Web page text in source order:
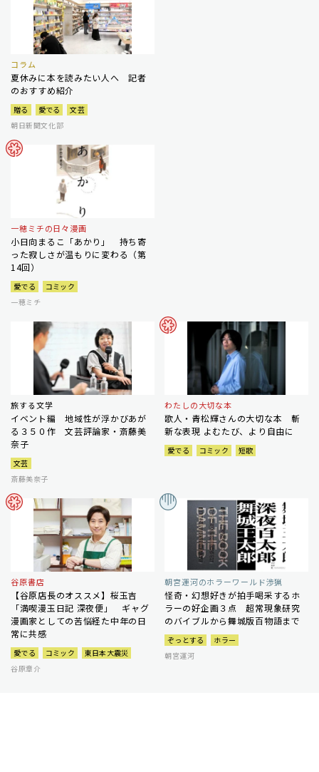
コラム
夏休みに本を読みたい人へ 記者
のおすすめ紹介
贈る 愛でる
文芸
朝日新聞文化部
一穂ミチの日々漫画
小日向まるこ「あかり」 持ち寄
った寂しさが温もりに変わる（第
14回）
愛でる
コミック
一穂ミチ
旅する文学
イベント編 地域性が浮かびあが
る３５０作 文芸評論家・斎藤美
奈子
文芸
斎藤美奈子
わたしの大切な本
歌人・青松輝さんの大切な本 斬
新な表現 よむたび、より自由に
愛でる コミック 短歌
谷原書店
【谷原店長のオススメ】桜玉吉
「満喫漫玉日記 深夜便」 ギャグ
漫画家としての苦悩経た中年の日
常に共感
愛でる コミック
東日本大震災
谷原章介
朝宮運河のホラーワールド渉猟
怪奇・幻想好きが拍手喝采するホ
ラーの好企画３点 超常現象研究
のバイブルから舞城版百物語まで
ぞっとする
ホラー
朝宮運河